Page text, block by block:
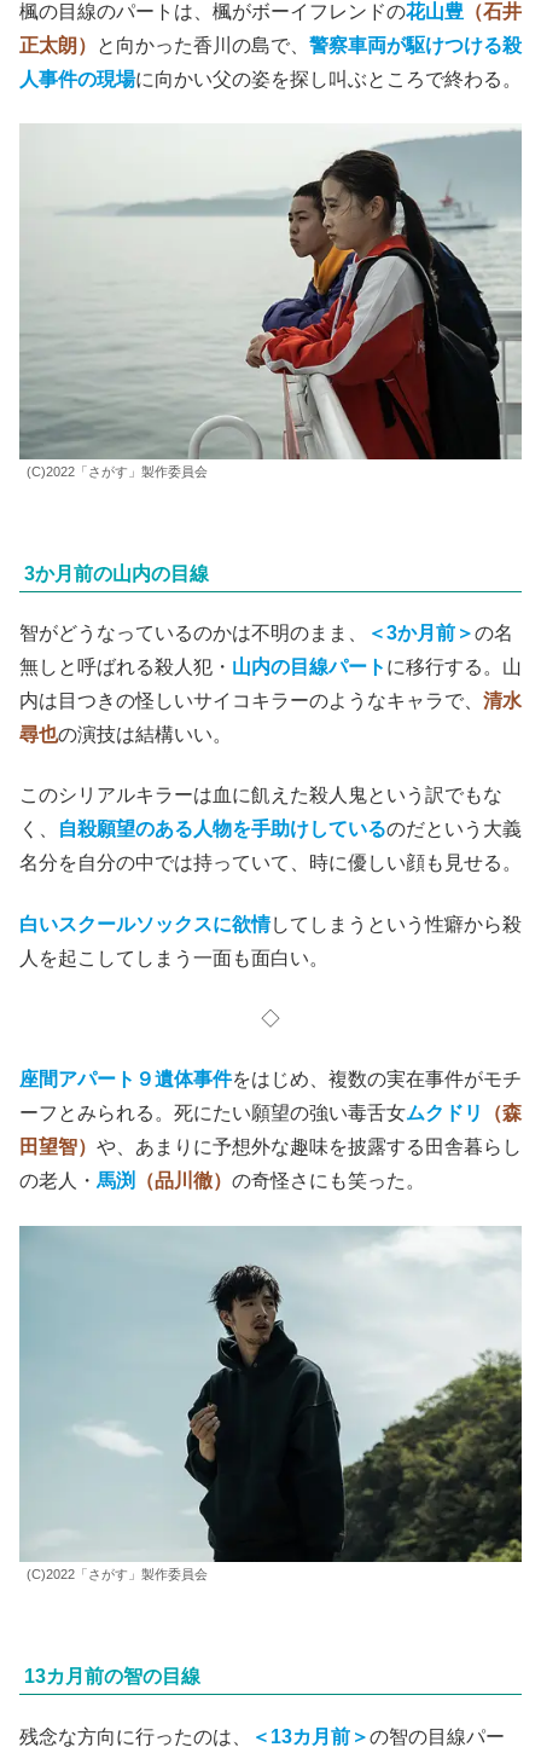
楓の目線のパートは、楓がボーイフレンドの花山豊 （石井
正太朗）
と向かった香川の島で、 警察車両が駆けつける殺
人事件の現場に向かい父の姿を探し叫ぶところで終わる。
(C)2022「さがす」製作委員会
3か月前の山内の目線
智がどうなっているのかは不明のまま、 ＜3か月前＞の名
無しと呼ばれる殺人犯・ 山内の目線パート に移行する。山
内は目つきの怪しいサイコキラーのようなキャラで、 清水
尋也の演技は結構いい。
このシリアルキラーは血に飢えた殺人鬼という訳でもな
く、
自殺願望のある人物を手助けしているのだという大義
名分を自分の中では持っていて、時に優しい顔も見せる。
白いスクールソックスに欲情してしまうという性癖から殺
人を起こしてしまう一面も面白い。
◇
座間アパート９遺体事件をはじめ、複数の実在事件がモチ
ーフとみられる。死にたい願望の強い毒舌女ムクドリ
（森
田望智） や、あまりに予想外な趣味を披露する田舎暮らし
の老人・ 馬渕 （品川徹） の奇怪さにも笑った。
(C)2022「さがす」製作委員会
13カ月前の智の目線
残念な方向に行ったのは、 ＜13カ月前＞の智の目線パー